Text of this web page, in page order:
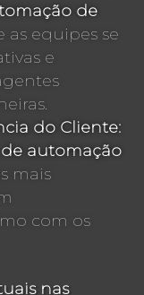
de
equipes se
e
do Cliente:
automação
mais
com os
nas